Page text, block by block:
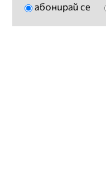
абонирай се